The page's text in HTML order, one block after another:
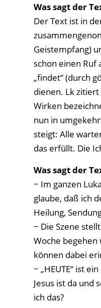
Was sagt der
Der Text ist in
Geistempfang)
schon einen Ruf
„findet“ (durch
dienen. Lk
Wirken
nun in
steigt: Alle
das erfüllt. Die
Was sagt der
− Im ganzen
glaube, daß ich
Heilung,
− Die Szene
Woche begehen
können dabei
− „HEUTE“ ist
Jesus ist da und
ich das?